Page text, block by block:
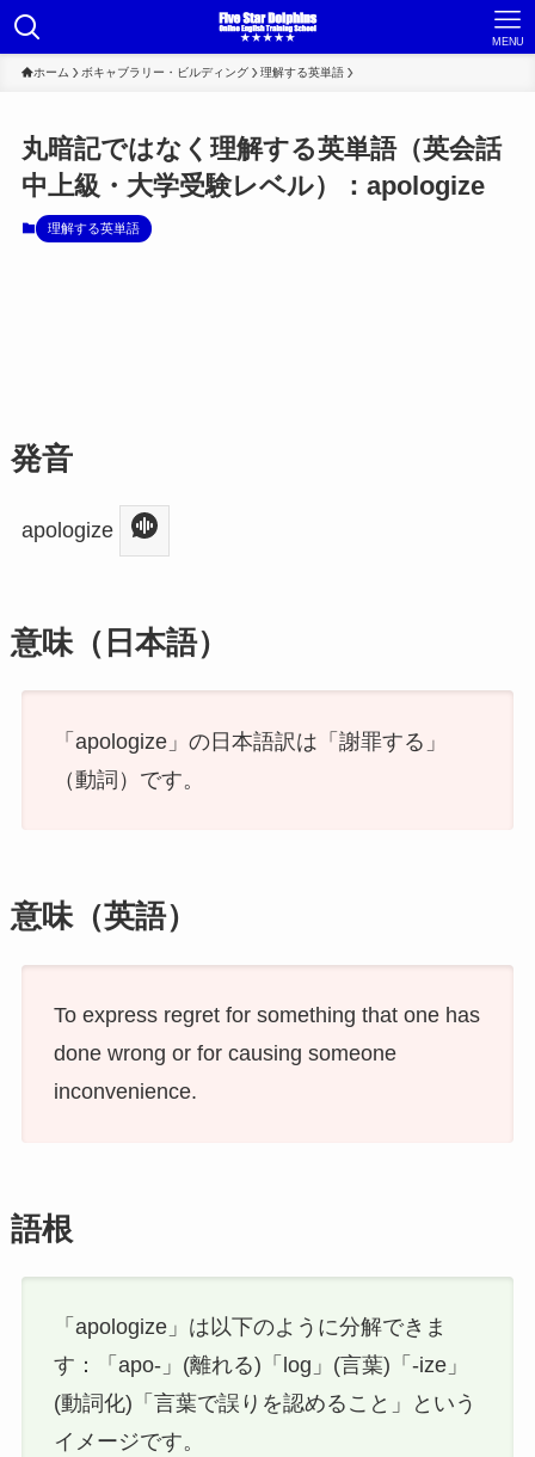
MENU
ホーム ボキャブラリー・ビルディング 理解する英単語
丸暗記ではなく理解する英単語（英会話
中上級・大学受験レベル）：apologize
理解する英単語
発音
apologize
意味（日本語）
「apologize」の日本語訳は「謝罪する」
（動詞）です。
意味（英語）
To express regret for something that one has
done wrong or for causing someone
inconvenience.
語根
「apologize」は以下のように分解できま
す：「apo-」(離れる)「log」(言葉)「-ize」
(動詞化)「言葉で誤りを認めること」という
イメージです。